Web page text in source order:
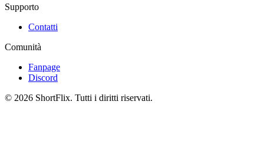
Supporto
Contatti
Comunità
Fanpage
Discord
© 2026 ShortFlix. Tutti i diritti riservati.